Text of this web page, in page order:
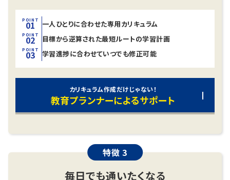
POINT
01 一人ひとりに合わせた専用カリキュラム
POINT
02 目標から逆算された最短ルートの学習計画
POINT
03 学習進捗に合わせていつでも修正可能
カリキュラム作成だけじゃない！
教育プランナーによるサポート
特徴 3
毎日でも通いたくなる